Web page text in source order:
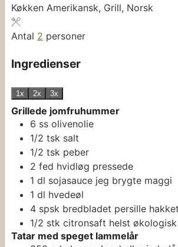
Køkken Amerikansk, Grill, Norsk
Antal 2 personer
Ingredienser
1x 2x 3x
Grillede jomfruhummer
6 ss olivenolie
1/2 tsk salt
1/2 tsk peber
2 fed hvidløg pressede
1 dl sojasauce jeg brygte maggi
1 dl hvedeøl
4 spsk bredbladet persille hakket
1/2 stk citronsaft helst økologisk
Tatar med speget lammelår